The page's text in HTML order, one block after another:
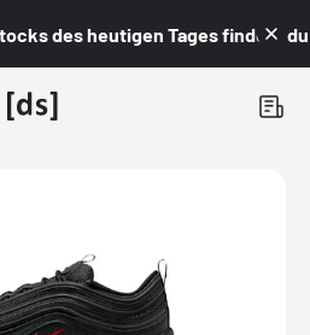
des heutigen Tages findest du